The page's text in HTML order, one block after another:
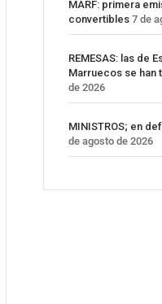
MARF: primera
convertibles 7 de
REMESAS: las de
Marruecos se han
de 2026
MINISTROS; en
de agosto de 2026